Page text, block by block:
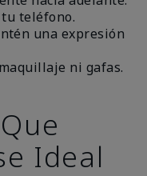
teléfono.
una expresión
ni gafas.
Ideal